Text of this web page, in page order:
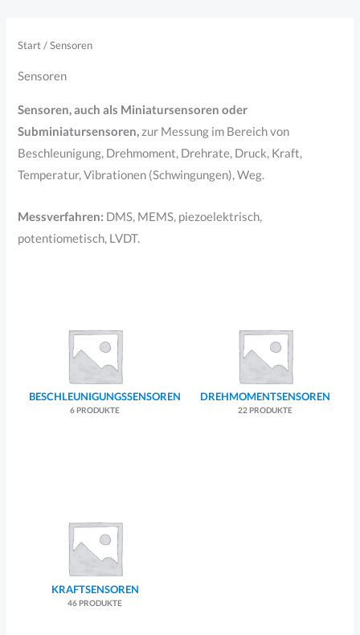
springen
Start / Sensoren
Sensoren
Sensoren, auch als Miniatursensoren oder
Subminiatursensoren, zur Messung im Bereich von
Beschleunigung, Drehmoment, Drehrate, Druck, Kraft,
Temperatur, Vibrationen (Schwingungen), Weg.
Messverfahren: DMS, MEMS, piezoelektrisch,
potentiometisch, LVDT.
BESCHLEUNIGUNGSSENSOREN
6 PRODUKTE
DREHMOMENTSENSOREN
22 PRODUKTE
KRAFTSENSOREN
46 PRODUKTE